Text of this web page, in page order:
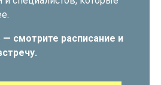
смотрите расписание и